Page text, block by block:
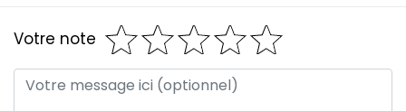
Votre note